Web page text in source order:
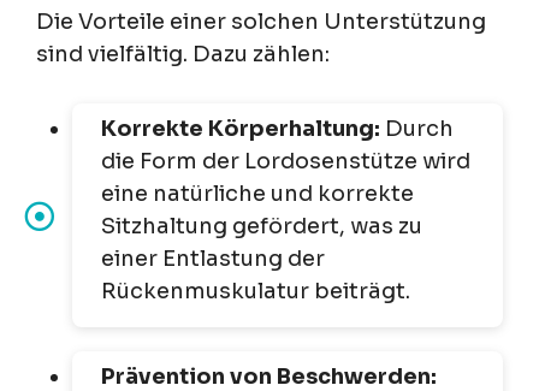
Die Vorteile einer solchen Unterstützung
sind vielfältig. Dazu zählen:
Korrekte Körperhaltung: Durch
die Form der Lordosenstütze wird
eine natürliche und korrekte
Sitzhaltung gefördert, was zu
einer Entlastung der
Rückenmuskulatur beiträgt.
Prävention von Beschwerden: